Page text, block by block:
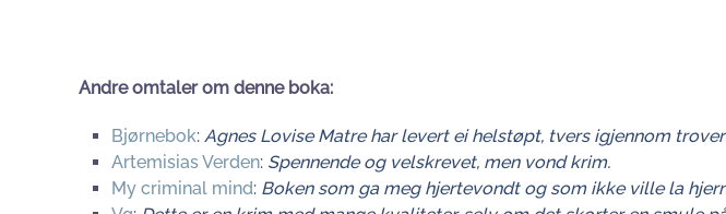
Andre omtaler om denne boka:
Bjørnebok: Agnes Lovise Matre har levert ei helstøpt, tvers igjennom
Artemisias Verden: Spennende og velskrevet, men vond krim.
My criminal mind: Boken som ga meg hjertevondt og som ikke ville la